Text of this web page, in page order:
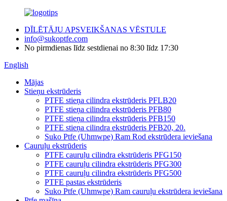
DĪLĒTĀJU APSVEIKŠANAS VĒSTULE
info@sukoptfe.com
No pirmdienas līdz sestdienai no 8:30 līdz 17:30
English
Mājas
Stieņu ekstrūderis
PTFE stieņa cilindra ekstrūderis PFLB20
PTFE stieņa cilindra ekstrūderis PFB80
PTFE stieņa cilindra ekstrūderis PFB150
PTFE stieņa cilindra ekstrūderis PFB20, 20.
Suko Ptfe (Uhmwpe) Ram Rod ekstrūdera ieviešana
Cauruļu ekstrūderis
PTFE cauruļu cilindra ekstrūderis PFG150
PTFE cauruļu cilindra ekstrūderis PFG300
PTFE cauruļu cilindra ekstrūderis PFG500
PTFE pastas ekstrūderis
Suko Ptfe (Uhmwpe) Ram cauruļu ekstrūdera ieviešana